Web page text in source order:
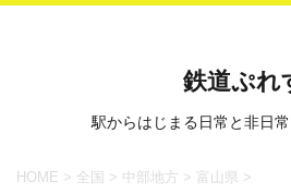
鉄道ぷれ
駅からはじまる日常と非日
HOME > 全国 > 中部地方 > 富山県 >